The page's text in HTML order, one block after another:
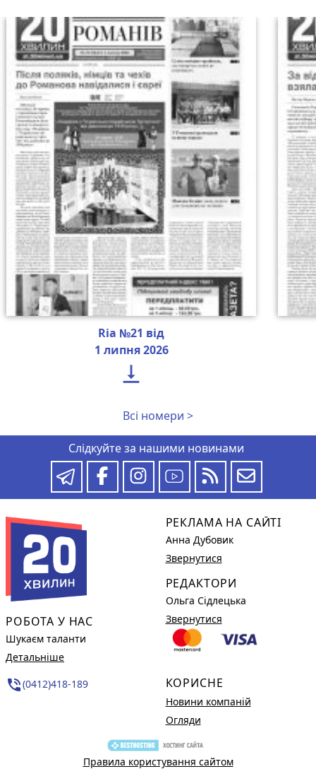
Ria №21 від
1 липня 2026

Всі номери >
Слідкуйте за нашими новинами
РОБОТА У НАС
Шукаєм таланти
Детальніше
phone_in_talk(0412)418-189
РЕКЛАМА НА САЙТІ
Анна Дубовик
Звернутися
РЕДАКТОРИ
Ольга Сідлецька
Звернутися
КОРИСНЕ
Новини компаній
Огляди
Правила користування сайтом